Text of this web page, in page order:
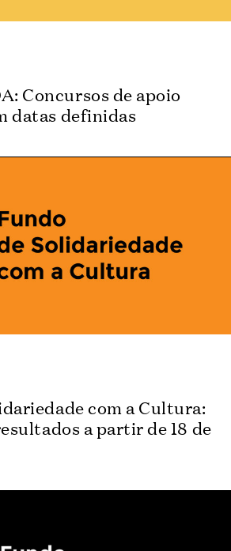
Concursos de apoio
datas definidas
com a Cultura:
a partir de 18 de